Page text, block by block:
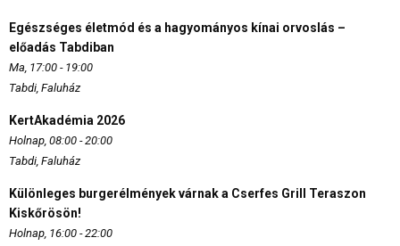
Egészséges életmód és a hagyományos kínai orvoslás –
előadás Tabdiban
Ma, 17:00 - 19:00
Tabdi, Faluház
KertAkadémia 2026
Holnap, 08:00 - 20:00
Tabdi, Faluház
Különleges burgerélmények várnak a Cserfes Grill Teraszon
Kiskőrösön!
Holnap, 16:00 - 22:00